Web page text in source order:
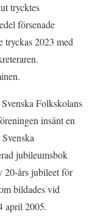
trycktes
försenade
tryckas 2023 med
Folkskolans
insänt en
jubileumsbok
20-års jubileet för
bildades vid
april 2005.